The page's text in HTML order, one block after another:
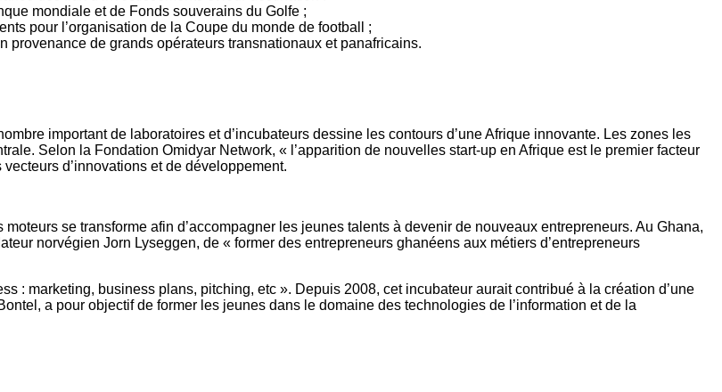
mondiale et de Fonds souverains du Golfe ;
pour l’organisation de la Coupe du monde de football ;
provenance de grands opérateurs transnationaux et panafricains.
important de laboratoires et d’incubateurs dessine les contours d’une Afrique innovante. Les zones les
Selon la Fondation Omidyar Network, « l’apparition de nouvelles start-up en Afrique est le premier facteur
d’innovations et de développement.
se transforme afin d’accompagner les jeunes talents à devenir de nouveaux entrepreneurs. Au Ghana,
norvégien Jorn Lyseggen, de « former des entrepreneurs ghanéens aux métiers d’entrepreneurs
: marketing, business plans, pitching, etc ». Depuis 2008, cet incubateur aurait contribué à la création d’une
a pour objectif de former les jeunes dans le domaine des technologies de l’information et de la